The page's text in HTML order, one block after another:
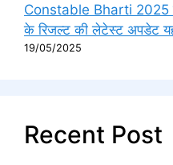
Constable Bharti 2025
के रिजल्ट की लेटेस्ट अपडेट
19/05/2025
Recent Post